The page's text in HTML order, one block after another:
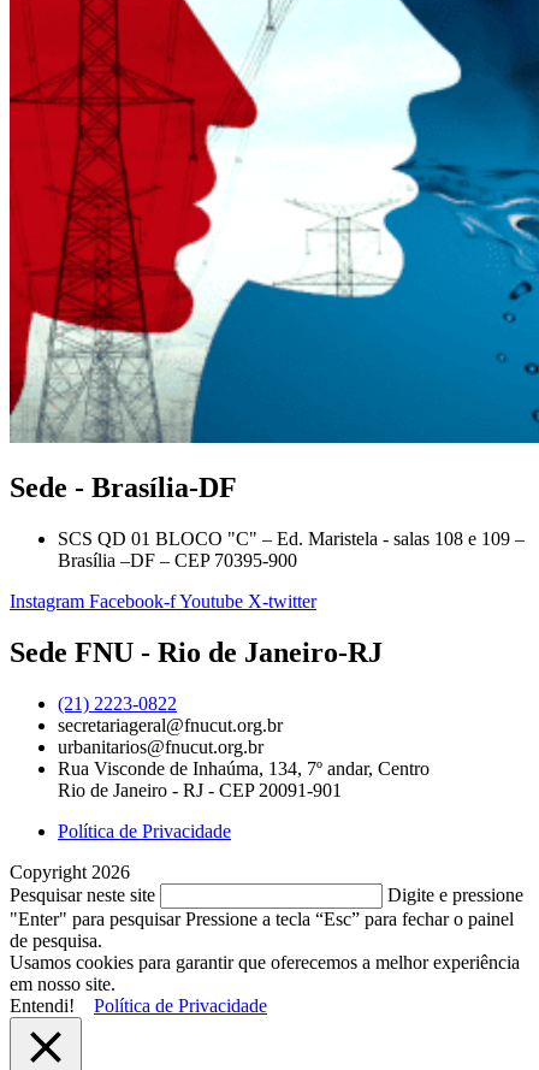
Sede - Brasília-DF
SCS QD 01 BLOCO "C" – Ed. Maristela - salas 108 e 109 –
Brasília –DF – CEP 70395-900
Instagram Facebook-fYoutube X-twitter
Sede FNU - Rio de Janeiro-RJ
(21) 2223-0822
secretariageral@fnucut.org.br
urbanitarios@fnucut.org.br
Rua Visconde de Inhaúma, 134, 7º andar, Centro
Rio de Janeiro - RJ - CEP 20091-901
Política de Privacidade
Copyright 2026
Pesquisar neste site
Digite e pressione
"Enter" para pesquisarPressione a tecla “Esc” para fechar o painel
de pesquisa.
Usamos cookies para garantir que oferecemos a melhor experiência
em nosso site.
Entendi!
Política de Privacidade